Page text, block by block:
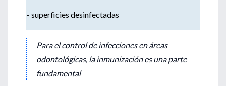
- superficies desinfectadas
Para el control de infecciones en áreas
odontológicas, la inmunización es una parte
fundamental